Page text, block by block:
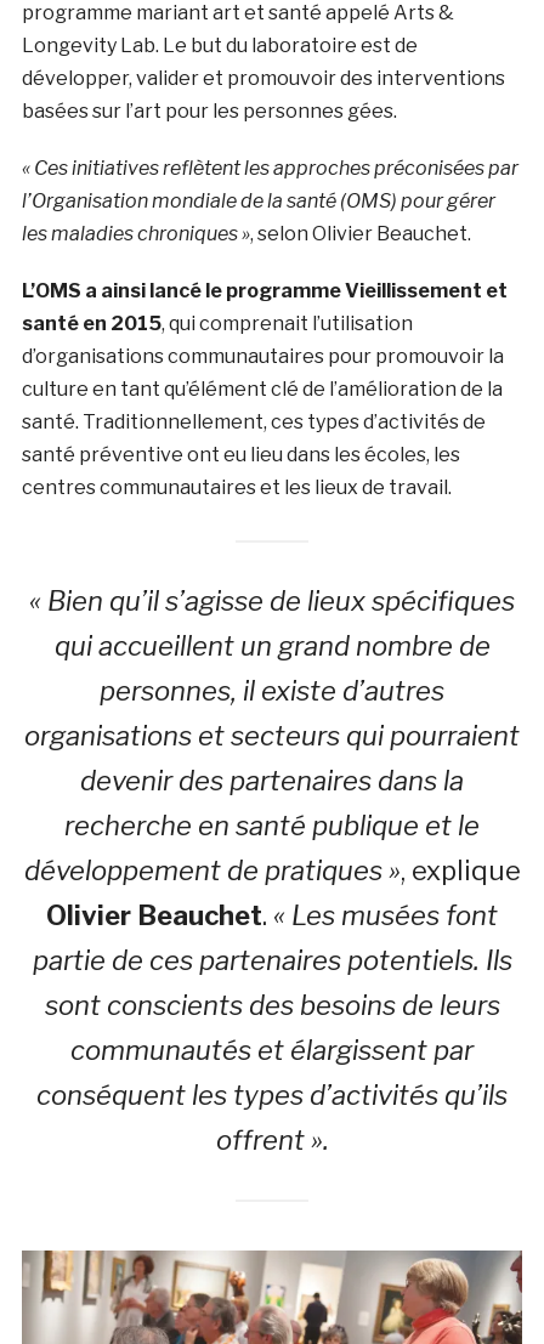
programme mariant art et santé appelé Arts &
Longevity Lab. Le but du laboratoire est de
développer, valider et promouvoir des interventions
basées sur l’art pour les personnes gées.
« Ces initiatives reflètent les approches préconisées par
l’Organisation mondiale de la santé (OMS) pour gérer
les maladies chroniques », selon Olivier Beauchet.
L’OMS a ainsi lancé le programme Vieillissement et
santé en 2015, qui comprenait l’utilisation
d’organisations communautaires pour promouvoir la
culture en tant qu’élément clé de l’amélioration de la
santé. Traditionnellement, ces types d’activités de
santé préventive ont eu lieu dans les écoles, les
centres communautaires et les lieux de travail.
« Bien qu’il s’agisse de lieux spécifiques
qui accueillent un grand nombre de
personnes, il existe d’autres
organisations et secteurs qui pourraient
devenir des partenaires dans la
recherche en santé publique et le
développement de pratiques », explique
Olivier Beauchet. « Les musées font
partie de ces partenaires potentiels. Ils
sont conscients des besoins de leurs
communautés et élargissent par
conséquent les types d’activités qu’ils
offrent ».